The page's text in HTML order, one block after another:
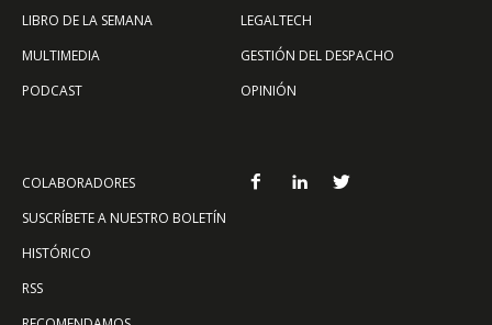
LIBRO DE LA SEMANA
MULTIMEDIA
PODCAST
LEGALTECH
GESTIÓN DEL DESPACHO
OPINIÓN
COLABORADORES
SUSCRÍBETE A NUESTRO BOLETÍN
HISTÓRICO
RSS